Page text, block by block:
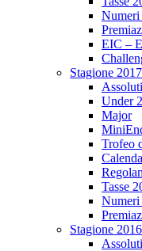
Numeri
EIC –
Stagione 2017
Under
Major
Trofeo
Tasse
Numeri
Stagione 2016